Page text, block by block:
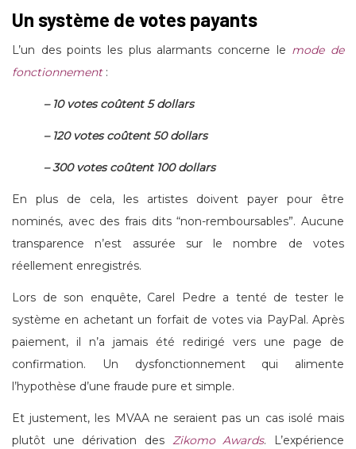
Un système de votes payants
L’un des points les plus alarmants concerne le mode de
fonctionnement:
– 10 votes coûtent 5 dollars
– 120 votes coûtent 50 dollars
– 300 votes coûtent 100 dollars
En plus de cela, les artistes doivent payer pour être
nominés, avec des frais dits “non-remboursables”. Aucune
transparence n’est assurée sur le nombre de votes
réellement enregistrés.
Lors de son enquête, Carel Pedre a tenté de tester le
système en achetant un forfait de votes via PayPal. Après
paiement, il n’a jamais été redirigé vers une page de
confirmation. Un dysfonctionnement qui alimente
l’hypothèse d’une fraude pure et simple.
Et justement, les MVAA ne seraient pas un cas isolé mais
plutôt une dérivation des Zikomo Awards. L’expérience